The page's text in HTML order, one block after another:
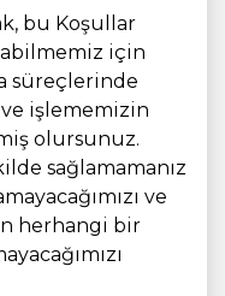
bu Koşullar
için
süreçlerinde
işlememizin
olursunuz.
sağlamamanız
ve
herhangi bir